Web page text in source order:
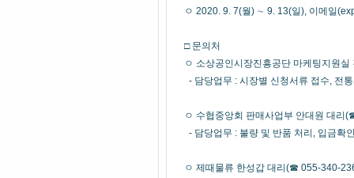
ㅇ 2020. 9. 7(월) ∼ 9. 13(일), 이메일
□ 문의처
ㅇ 소상공인시장진흥공단 마케팅지원
- 담당업무 : 시장별 신청서류 접수, 전
ㅇ 수협중앙회 판매사업부 안대원 대리
- 담당업무 : 불량 및 반품 처리, 입금확
ㅇ 제때물류 한성갑 대리(☎ 055-340-